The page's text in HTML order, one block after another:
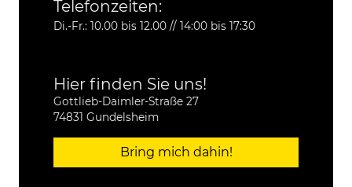
Telefonzeiten:
Di.-Fr.: 10.00 bis 12.00 // 14:00 bis 17:30
Hier finden Sie uns!
Gottlieb-Daimler-Straße 27
74831 Gundelsheim
Bring mich dahin!